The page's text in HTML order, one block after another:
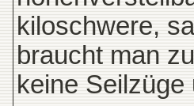
kiloschwere,
braucht man
keine